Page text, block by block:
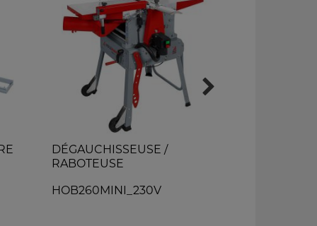
DÉGAUCHISSEUSE /
RABOTEUSE
HOB260MINI_230V